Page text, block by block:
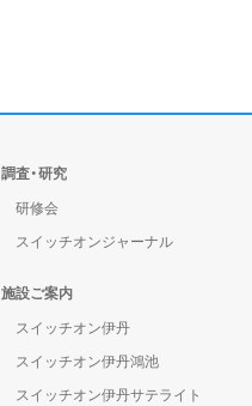
調査・研究
研修会
スイッチオンジャーナル
施設ご案内
スイッチオン伊丹
スイッチオン伊丹鴻池
スイッチオン伊丹サテライト